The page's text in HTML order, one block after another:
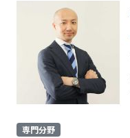
専門分野